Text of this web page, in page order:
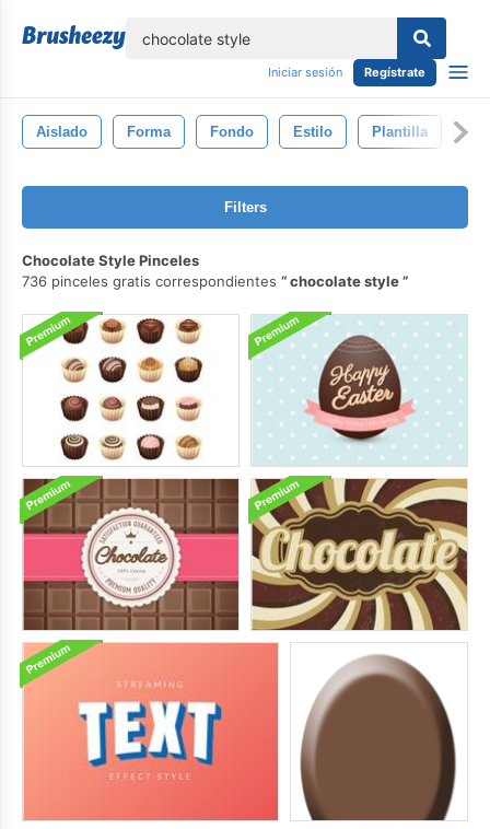
Iniciar sesión Regístrate
Aislado Forma Fondo Estilo Plantilla
Filters
Chocolate Style Pinceles
736 pinceles gratis correspondientes
chocolate style